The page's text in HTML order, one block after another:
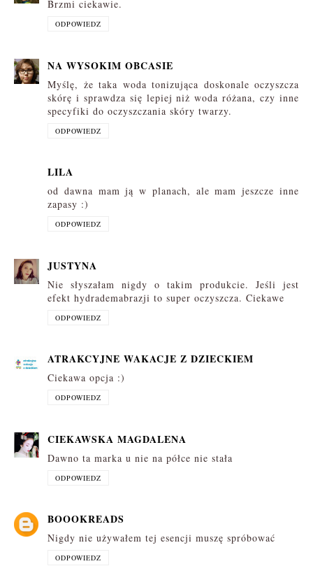
Brzmi ciekawie.
ODPOWIEDZ
NA WYSOKIM OBCASIE
Myślę, że taka woda tonizująca doskonale oczyszcza
skórę i sprawdza się lepiej niż woda różana, czy inne
specyfiki do oczyszczania skóry twarzy.
ODPOWIEDZ
LILA
od dawna mam ją w planach, ale mam jeszcze inne
zapasy :)
ODPOWIEDZ
JUSTYNA
Nie słyszałam nigdy o takim produkcie. Jeśli jest
efekt hydrademabrazji to super oczyszcza. Ciekawe
ODPOWIEDZ
ATRAKCYJNE WAKACJE Z DZIECKIEM
Ciekawa opcja :)
ODPOWIEDZ
CIEKAWSKA MAGDALENA
Dawno ta marka u nie na półce nie stała
ODPOWIEDZ
BOOOKREADS
Nigdy nie używałem tej esencji muszę spróbować
ODPOWIEDZ